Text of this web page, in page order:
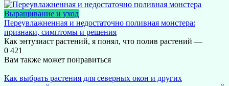
Выращивание и уход
Переувлажненная и недостаточно поливная монстера:
признаки, симптомы и решения
Как энтузиаст растений, я понял, что полив растений —
0 421
Вам также может понравиться
Как выбрать растения для северных окон и других